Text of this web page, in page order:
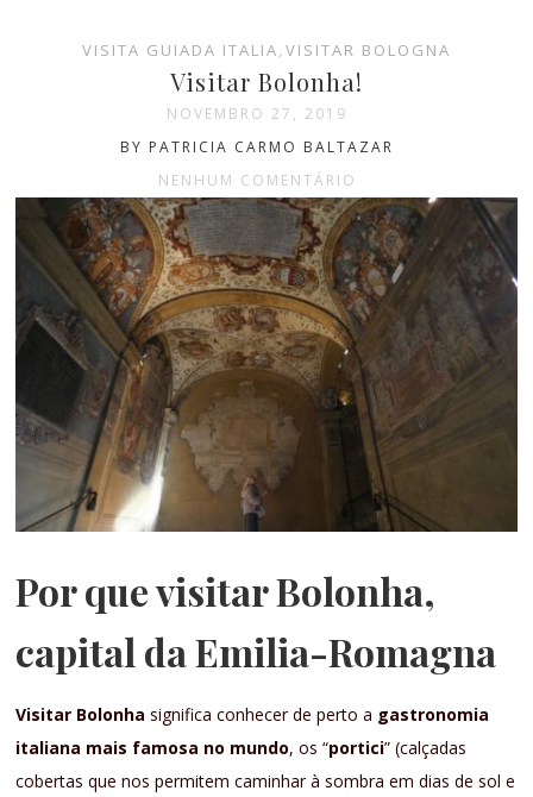
VISITA GUIADA ITALIA, VISITAR BOLOGNA
Visitar Bolonha!
NOVEMBRO 27, 2019
BY PATRICIA CARMO BALTAZAR
NENHUM COMENTÁRIO
Por que visitar Bolonha,
capital da Emilia-Romagna
Visitar Bolonha significa conhecer de perto a gastronomia
italiana mais famosa no mundo, os “portici” (calçadas
cobertas que nos permitem caminhar à sombra em dias de sol e